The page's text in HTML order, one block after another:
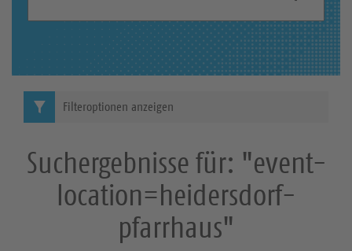
g
i
f
S
u
c
Suchergebnisse für: "event-
location=heidersdorf-
pfarrhaus"
Filteroptionen anzeigen